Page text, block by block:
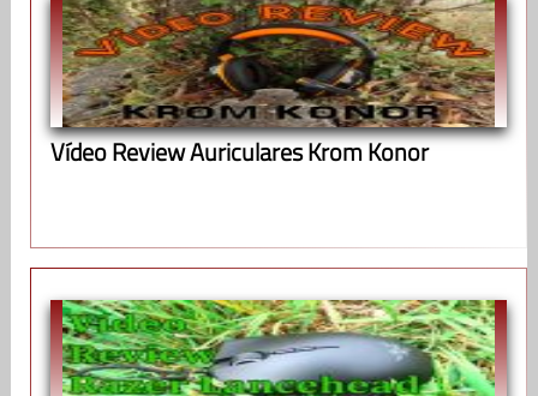
Vídeo Review Auriculares Krom Konor